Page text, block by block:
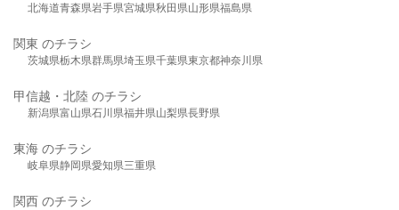
北海道青森県岩手県宮城県秋田県山形県福島県
関東 のチラシ
茨城県栃木県群馬県埼玉県千葉県東京都神奈川県
甲信越・北陸 のチラシ
新潟県富山県石川県福井県山梨県長野県
東海 のチラシ
岐阜県静岡県愛知県三重県
関西 のチラシ